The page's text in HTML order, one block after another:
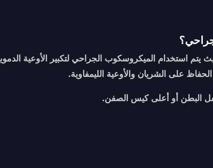
استخدام الميكروسكوب الجراحي لتكبير الأوعية
على الشريان والأوعية الليمفاوية.
البطن أو أعلى كيس الصفن.